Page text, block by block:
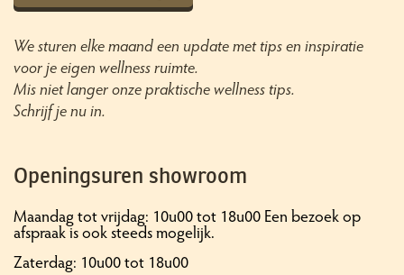
We sturen elke maand een update met tips en inspiratie
voor je eigen wellness ruimte.
Mis niet langer onze praktische wellness tips.
Schrijf je nu in.
Openingsuren showroom
Maandag tot vrijdag: 10u00 tot 18u00 Een bezoek op
afspraak is ook steeds mogelijk.
Zaterdag: 10u00 tot 18u00